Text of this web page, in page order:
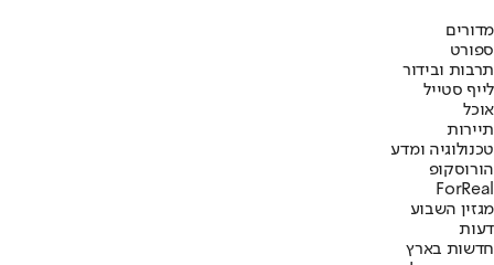
מדורים
ספורט
תרבות ובידור
לייף סטייל
אוכל
תיירות
טכנולוגיה ומדע
הורוסקופ
ForReal
מגזין השבוע
דעות
חדשות בארץ